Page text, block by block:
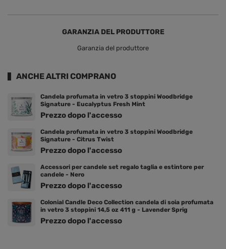
GARANZIA DEL PRODUTTORE
Garanzia del produttore
ANCHE ALTRI COMPRANO
Candela profumata in vetro 3 stoppini Woodbridge
Signature - Eucalyptus Fresh Mint
Prezzo dopo l'accesso
Candela profumata in vetro 3 stoppini Woodbridge
Signature - Citrus Twist
Prezzo dopo l'accesso
Accessori per candele set regalo taglia e estintore per
candele - Nero
Prezzo dopo l'accesso
Colonial Candle Deco Collection candela di soia profumata
in vetro 3 stoppini 14,5 oz 411 g - Lavender Sprig
Prezzo dopo l'accesso